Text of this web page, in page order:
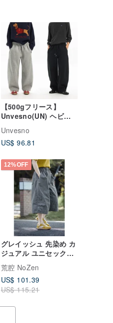
【500gフリース】
Unvesno(UN) ヘビー
ウェイト カジュアル ル
ーズフィット ウォーム
バナナカーブスウェッ
Unvesno
US$ 96.81
12%OFF
グレイッシュ 先染め カ
ジュアル ユニセックス
ショートパンツ
荒腔 NoZen
US$ 101.39
US$ 115.21